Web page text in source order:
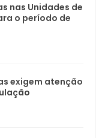
nas Unidades de
o período de
exigem atenção